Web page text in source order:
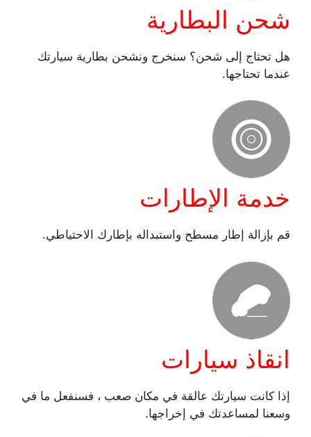
شحن البطارية
هل تحتاج إلى شحن؟ سنخرج ونشحن بطارية سيارتك
عندما تحتاجها.
خدمة الإطارات
قم بإزالة إطار مسطح واستبداله بإطارك الاحتياطي.
انقاذ سيارات
إذا كانت سيارتك عالقة في مكان صعب ، فسنفعل ما في
وسعنا لمساعدتك في إخراجها.